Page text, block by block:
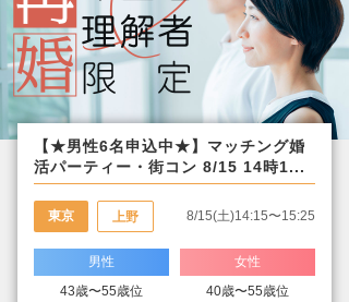
【★男性6名申込中★】マッチング婚
活パーティー・街コン 8/15 14時1...
東京 上野 8/15(土)14:15〜15:25
男性
43歳〜55歳位
女性
40歳〜55歳位